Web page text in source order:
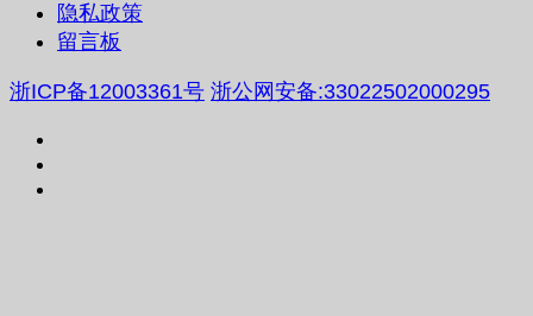
隐私政策
留言板
浙ICP备12003361号 浙公网安备:33022502000295